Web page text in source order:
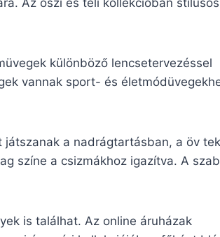
Az őszi és téli kollekcióban stílusos
különböző lencsetervezéssel
vannak sport- és
a nadrágtartásban, a öv
színe a csizmákhoz igazítva. A
is találhat. Az online áruházak